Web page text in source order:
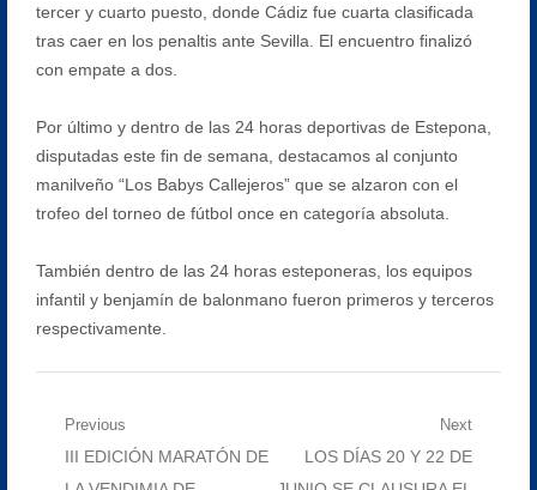
tercer y cuarto puesto, donde Cádiz fue cuarta clasificada
tras caer en los penaltis ante Sevilla. El encuentro finalizó
con empate a dos.
Por último y dentro de las 24 horas deportivas de Estepona,
disputadas este fin de semana, destacamos al conjunto
manilveño “Los Babys Callejeros” que se alzaron con el
trofeo del torneo de fútbol once en categoría absoluta.
También dentro de las 24 horas esteponeras, los equipos
infantil y benjamín de balonmano fueron primeros y terceros
respectivamente.
Navegación
Previous
Previous
III EDICIÓN MARATÓN DE
Next
Next
LOS DÍAS 20 Y 22 DE